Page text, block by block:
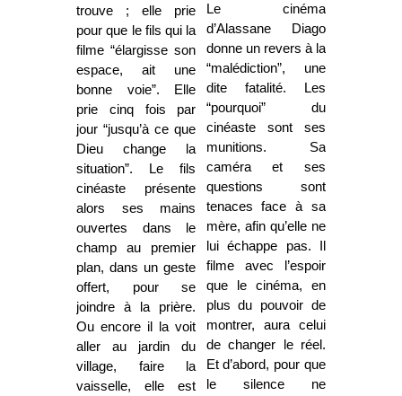
trouve ; elle prie
pour que le fils qui la
filme “élargisse son
espace, ait une
bonne voie”. Elle
prie cinq fois par
jour “jusqu’à ce que
Dieu change la
situation”. Le fils
cinéaste présente
alors ses mains
ouvertes dans le
champ au premier
plan, dans un geste
offert, pour se
joindre à la prière.
Ou encore il la voit
aller au jardin du
village, faire la
vaisselle, elle est
Le cinéma
d’Alassane Diago
donne un revers à la
“malédiction”, une
dite fatalité. Les
“pourquoi” du
cinéaste sont ses
munitions. Sa
caméra et ses
questions sont
tenaces face à sa
mère, afin qu’elle ne
lui échappe pas. Il
filme avec l’espoir
que le cinéma, en
plus du pouvoir de
montrer, aura celui
de changer le réel.
Et d’abord, pour que
le silence ne